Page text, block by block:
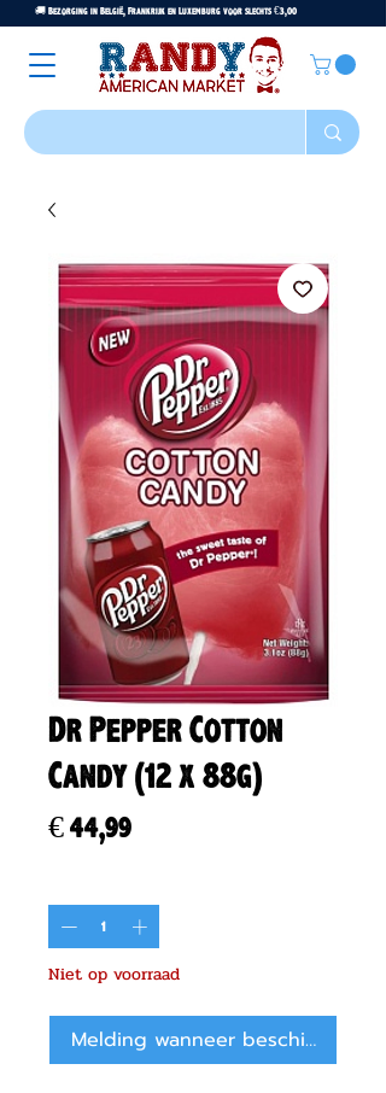
🚚 Bezorging in België, Frankrijk en Luxemburg voor slechts €3,00
Dr Pepper Cotton
Candy (12 x 88g)
€ 44,99Prijs
Niet op voorraad
Melding wanneer beschikbaar